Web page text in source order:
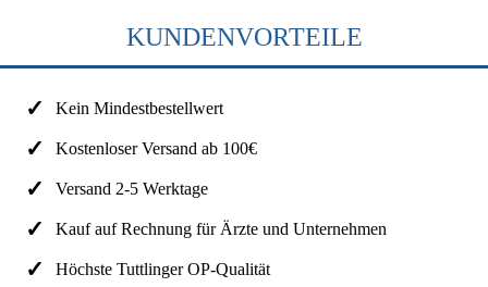
KUNDENVORTEILE
Kein Mindestbestellwert
Kostenloser Versand ab 100€
Versand 2-5 Werktage
Kauf auf Rechnung für Ärzte und Unternehmen
Höchste Tuttlinger OP-Qualität